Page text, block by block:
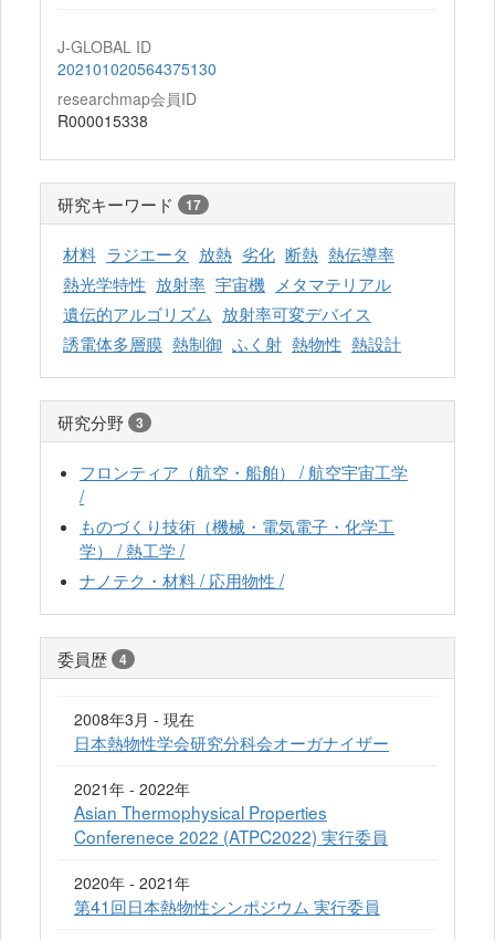
J-GLOBAL ID
202101020564375130
researchmap会員ID
R000015338
研究キーワード 17
材料 ラジエータ 放熱 劣化 断熱 熱伝導率
熱光学特性 放射率 宇宙機 メタマテリアル
遺伝的アルゴリズム 放射率可変デバイス
誘電体多層膜 熱制御 ふく射 熱物性 熱設計
研究分野 3
フロンティア（航空・船舶） / 航空宇宙工学
/
ものづくり技術（機械・電気電子・化学工
学） / 熱工学 /
ナノテク・材料 / 応用物性 /
委員歴 4
2008年3月 - 現在
日本熱物性学会研究分科会オーガナイザー
2021年 - 2022年
Asian Thermophysical Properties
Conferenece 2022 (ATPC2022) 実行委員
2020年 - 2021年
第41回日本熱物性シンポジウム 実行委員